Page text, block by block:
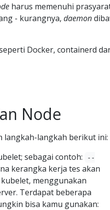
harus memenuhi
- kurangnya, daemon
Docker, containerd
Node
langkah-langkah berikut ini:
sebagai contoh:
--
kerangka kerja tes akan
menggunakan
Terdapat beberapa
bisa kamu gunakan: